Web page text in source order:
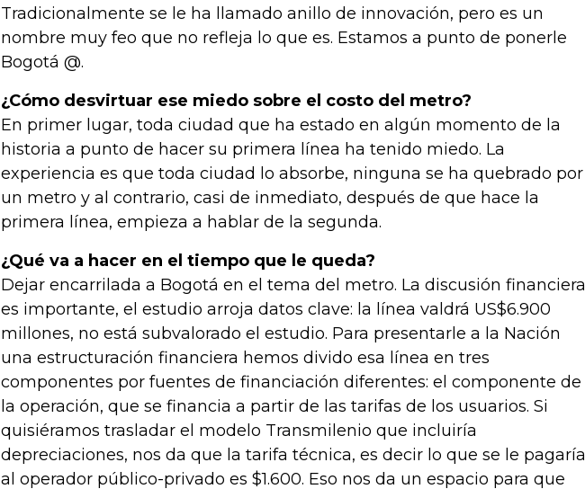
Tradicionalmente se le ha llamado anillo de innovación, pero es un
nombre muy feo que no refleja lo que es. Estamos a punto de ponerle
Bogotá @.
¿Cómo desvirtuar ese miedo sobre el costo del metro?
En primer lugar, toda ciudad que ha estado en algún momento de la
historia a punto de hacer su primera línea ha tenido miedo. La
experiencia es que toda ciudad lo absorbe, ninguna se ha quebrado por
un metro y al contrario, casi de inmediato, después de que hace la
primera línea, empieza a hablar de la segunda.
¿Qué va a hacer en el tiempo que le queda?
Dejar encarrilada a Bogotá en el tema del metro. La discusión financiera
es importante, el estudio arroja datos clave: la línea valdrá US$6.900
millones, no está subvalorado el estudio. Para presentarle a la Nación
una estructuración financiera hemos divido esa línea en tres
componentes por fuentes de financiación diferentes: el componente de
la operación, que se financia a partir de las tarifas de los usuarios. Si
quisiéramos trasladar el modelo Transmilenio que incluiría
depreciaciones, nos da que la tarifa técnica, es decir lo que se le pagaría
al operador público-privado es $1.600. Eso nos da un espacio para que